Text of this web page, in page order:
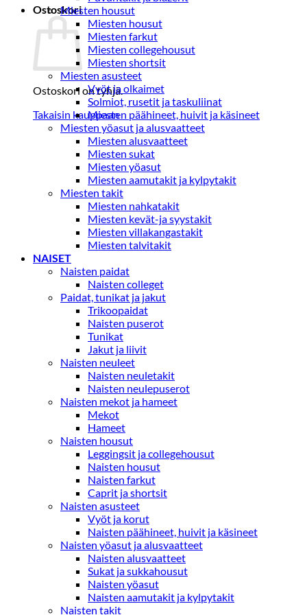
Ostoskori
Ostoskori on tyhjä.
Takaisin kauppaan
Miesten housut
Miesten housut
Miesten farkut
Miesten collegehousut
Miesten shortsit
Miesten asusteet
Vyöt ja olkaimet
Solmiot, rusetit ja taskuliinat
Miesten päähineet, huivit ja käsineet
Miesten yöasut ja alusvaatteet
Miesten alusvaatteet
Miesten sukat
Miesten yöasut
Miesten aamutakit ja kylpytakit
Miesten takit
Miesten nahkatakit
Miesten kevät-ja syystakit
Miesten villakangastakit
Miesten talvitakit
NAISET
Naisten paidat
Naisten colleget
Paidat, tunikat ja jakut
Trikoopaidat
Naisten puserot
Tunikat
Jakut ja liivit
Naisten neuleet
Naisten neuletakit
Naisten neulepuserot
Naisten mekot ja hameet
Mekot
Hameet
Naisten housut
Leggingsit ja collegehousut
Naisten housut
Naisten farkut
Caprit ja shortsit
Naisten asusteet
Vyöt ja korut
Naisten päähineet, huivit ja käsineet
Naisten yöasut ja alusvaatteet
Naisten alusvaatteet
Sukat ja sukkahousut
Naisten yöasut
Naisten aamutakit ja kylpytakit
Naisten takit